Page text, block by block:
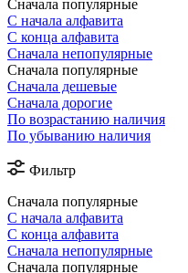
Сначала популярные
С начала алфавита
С конца алфавита
Сначала непопулярные
Сначала популярные
Сначала дешевые
Сначала дорогие
По возрастанию наличия
По убыванию наличия
Фильтр
Сначала популярные
С начала алфавита
С конца алфавита
Сначала непопулярные
Сначала популярные